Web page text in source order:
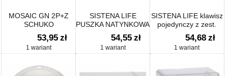
MOSAIC GN 2P+Z
SCHUKO
PODŁĄCZANE PRZEZ
ZACISKI ŚRUBOWE-2
MODUŁY
53,95 zł
1 wariant
SISTENA LIFE
PUSZKA NATYNKOWA
PODWÓJNA
POZIOMA ARCTIC
54,55 zł
1 wariant
SISTENA LIFE klawisz
pojedynczy z zest.
uszczelniającym IP44
54,68 zł
1 wariant